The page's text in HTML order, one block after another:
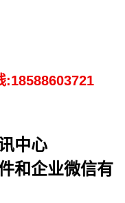
:18588603721
中心
和企业微信有